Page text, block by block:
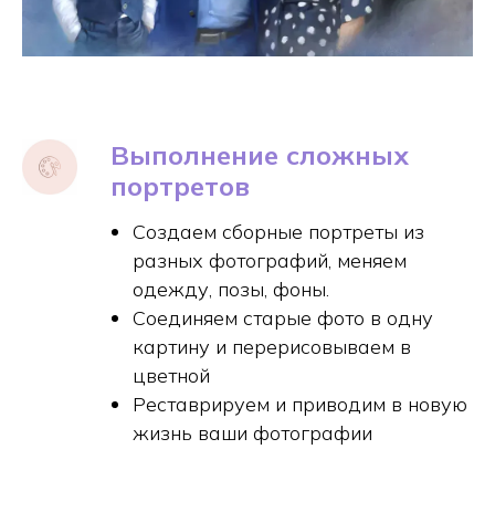
Выполнение сложных
портретов
Создаем сборные портреты из
разных фотографий, меняем
одежду, позы, фоны.
Соединяем старые фото в одну
картину и перерисовываем в
цветной
Реставрируем и приводим в новую
жизнь ваши фотографии